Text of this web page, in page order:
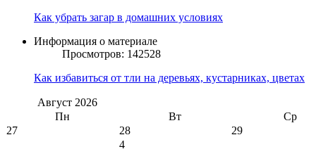
Как убрать загар в домашних условиях
Информация о материале
Просмотров: 142528
Как избавиться от тли на деревьях, кустарниках, цветах
Август 2026
Пн
Вт
Ср
27
28 29
4